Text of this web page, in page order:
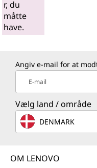
r, du
måtte
have.
Angiv e-mail for at
E-mail
Vælg land / område
DENMARK
OM LENOVO